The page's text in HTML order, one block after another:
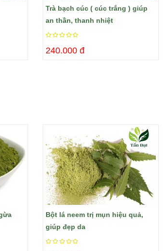
Trà bạch cúc ( cúc trắng ) giúp
an thần, thanh nhiệt
240.000 đ
Bột lá neem trị mụn hiệu quả,
giúp đẹp da